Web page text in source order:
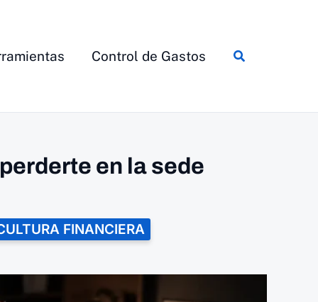
Control de Gastos Buscar
en la sede
FINANCIERA